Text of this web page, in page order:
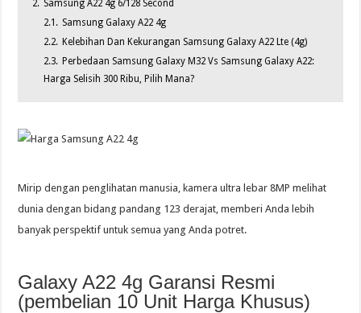
2. Samsung A22 4g 6/128 Second
2.1. Samsung Galaxy A22 4g
2.2. Kelebihan Dan Kekurangan Samsung Galaxy A22 Lte (4g)
2.3. Perbedaan Samsung Galaxy M32 Vs Samsung Galaxy A22:
Harga Selisih 300 Ribu, Pilih Mana?
Mirip dengan penglihatan manusia, kamera ultra lebar 8MP melihat
dunia dengan bidang pandang 123 derajat, memberi Anda lebih
banyak perspektif untuk semua yang Anda potret.
Galaxy A22 4g Garansi Resmi
(pembelian 10 Unit Harga Khusus)